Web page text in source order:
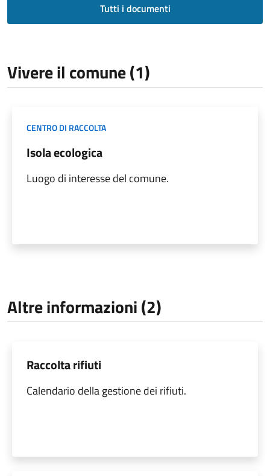
Tutti i documenti
Vivere il comune (1)
CENTRO DI RACCOLTA
Isola ecologica
Luogo di interesse del comune.
Altre informazioni (2)
Raccolta rifiuti
Calendario della gestione dei rifiuti.